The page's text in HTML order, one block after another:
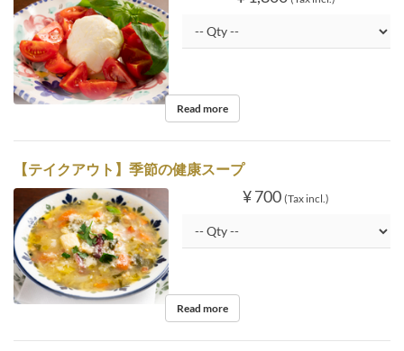
Read more
【テイクアウト】季節の健康スープ
¥ 700 (Tax incl.)
Read more